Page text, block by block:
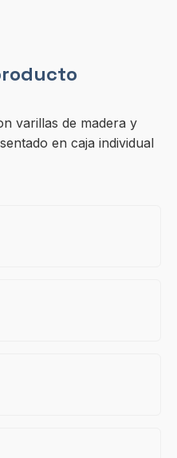
varillas de madera y
en caja individual